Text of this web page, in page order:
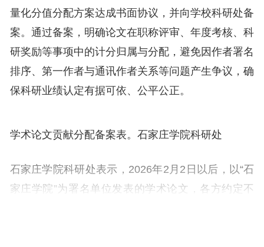
量化分值分配方案达成书面协议，并向学校科研处备
案。通过备案，明确论文在职称评审、年度考核、科
研奖励等事项中的计分归属与分配，避免因作者署名
排序、第一作者与通讯作者关系等问题产生争议，确
保科研业绩认定有据可依、公平公正。
学术论文贡献分配备案表。石家庄学院科研处
石家庄学院科研处表示，2026年2月2日以后，以“石
家庄学院”为署名单位发表的学术论文，各方约定不